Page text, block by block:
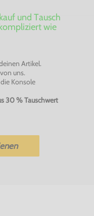
und Tausch
wie
Artikel.
von uns.
Konsole
30 % Tauschwert